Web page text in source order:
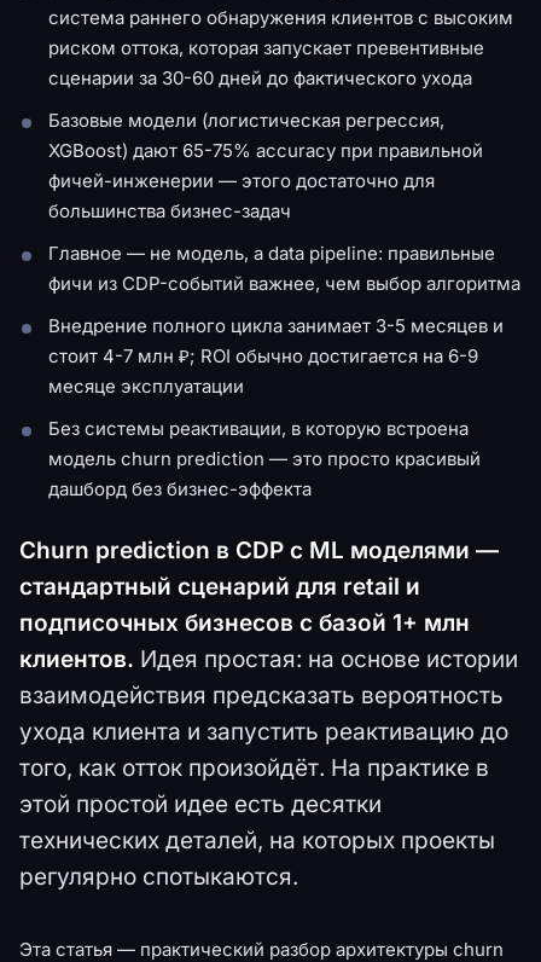
система раннего обнаружения клиентов с высоким
риском оттока, которая запускает превентивные
сценарии за 30-60 дней до фактического ухода
Базовые модели (логистическая регрессия,
XGBoost) дают 65-75% accuracy при правильной
фичей-инженерии — этого достаточно для
большинства бизнес-задач
Главное — не модель, а data pipeline: правильные
фичи из CDP-событий важнее, чем выбор алгоритма
Внедрение полного цикла занимает 3-5 месяцев и
стоит 4-7 млн ₽; ROI обычно достигается на 6-9
месяце эксплуатации
Без системы реактивации, в которую встроена
модель churn prediction — это просто красивый
дашборд без бизнес-эффекта
Churn prediction в CDP с ML моделями —
стандартный сценарий для retail и
подписочных бизнесов с базой 1+ млн
клиентов. Идея простая: на основе истории
взаимодействия предсказать вероятность
ухода клиента и запустить реактивацию до
того, как отток произойдёт. На практике в
этой простой идее есть десятки
технических деталей, на которых проекты
регулярно спотыкаются.
Эта статья — практический разбор архитектуры churn